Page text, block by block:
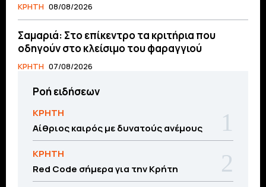
ΚΡΗΤΗ 08/08/2026
Σαμαριά: Στο επίκεντρο τα κριτήρια που
οδηγούν στο κλείσιμο του φαραγγιού
ΚΡΗΤΗ 07/08/2026
Ροή ειδήσεων
ΚΡΗΤΗ
Αίθριος καιρός με δυνατούς ανέμους
ΚΡΗΤΗ
Red Code σήμερα για την Κρήτη